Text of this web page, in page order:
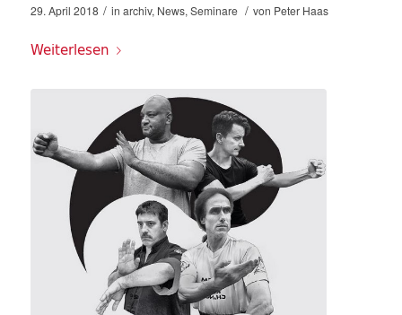
29. April 2018 / in archiv, News, Seminare / von Peter Haas
Weiterlesen